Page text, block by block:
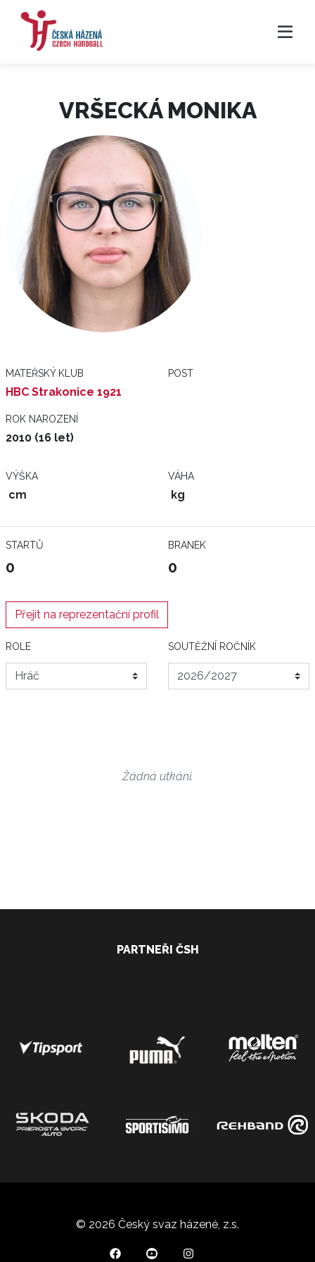
VRŠECKÁ MONIKA
MATEŘSKÝ KLUB
HBC Strakonice 1921
POST
ROK NAROZENÍ
2010 (16 let)
VÝŠKA
cm
VÁHA
kg
STARTŮ
0
BRANEK
0
Přejít na reprezentační profil
ROLE SOUTĚŽNÍ ROČNÍK
Žádná utkání.
PARTNEŘI ČSH
© 2026 Český svaz házené, z.s.